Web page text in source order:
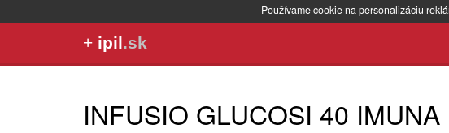
Používame cookie na personalizáciu
+ ipil.sk
INFUSIO GLUCOSI 40 IMUNA